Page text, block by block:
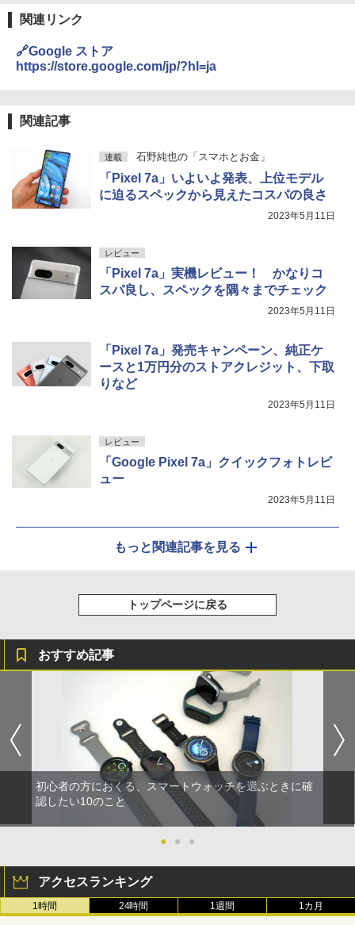
関連リンク
🔗Google ストア
https://store.google.com/jp/?hl=ja
関連記事
連載 石野純也の「スマホとお金」
「Pixel 7a」いよいよ発表、上位モデル
に迫るスペックから見えたコスパの良さ
2023年5月11日
レビュー
「Pixel 7a」実機レビュー！ かなりコ
スパ良し、スペックを隅々までチェック
2023年5月11日
「Pixel 7a」発売キャンペーン、純正ケ
ースと1万円分のストアクレジット、下取
りなど
2023年5月11日
レビュー
「Google Pixel 7a」クイックフォトレビ
ュー
2023年5月11日
もっと関連記事を見る
トップページに戻る
おすすめ記事
初心者の方におくる、スマートウォッチを選ぶときに確
認したい10のこと
● ● ●
アクセスランキング
1時間 24時間 1週間 1カ月